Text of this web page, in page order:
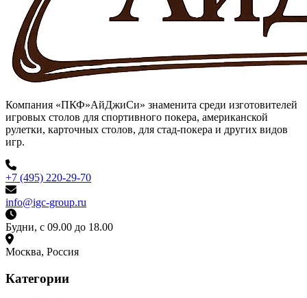
Компания «ПКФ»АйДжиСи» знаменита среди изготовителей
игровых столов для спортивного покера, американской
рулетки, карточных столов, для стад-покера и других видов
игр.
+7 (495) 220-29-70
info@igc-group.ru
Будни, с 09.00 до 18.00
Москва, Россия
Категории